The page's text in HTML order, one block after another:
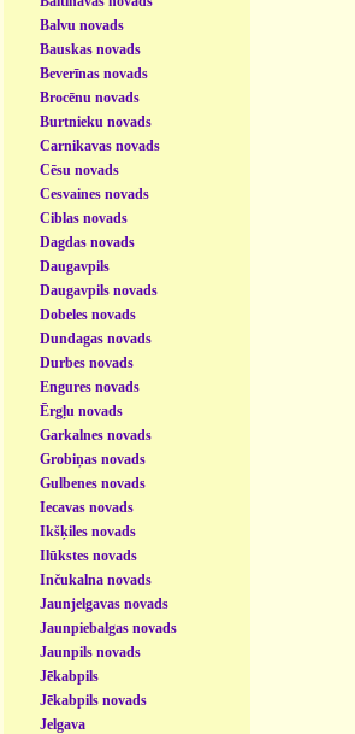
Balvu novads
Bauskas novads
Beverīnas novads
Brocēnu novads
Burtnieku novads
Carnikavas novads
Cēsu novads
Cesvaines novads
Ciblas novads
Dagdas novads
Daugavpils
Daugavpils novads
Dobeles novads
Dundagas novads
Durbes novads
Engures novads
Ērgļu novads
Garkalnes novads
Grobiņas novads
Gulbenes novads
Iecavas novads
Ikšķiles novads
Ilūkstes novads
Inčukalna novads
Jaunjelgavas novads
Jaunpiebalgas novads
Jaunpils novads
Jēkabpils
Jēkabpils novads
Jelgava